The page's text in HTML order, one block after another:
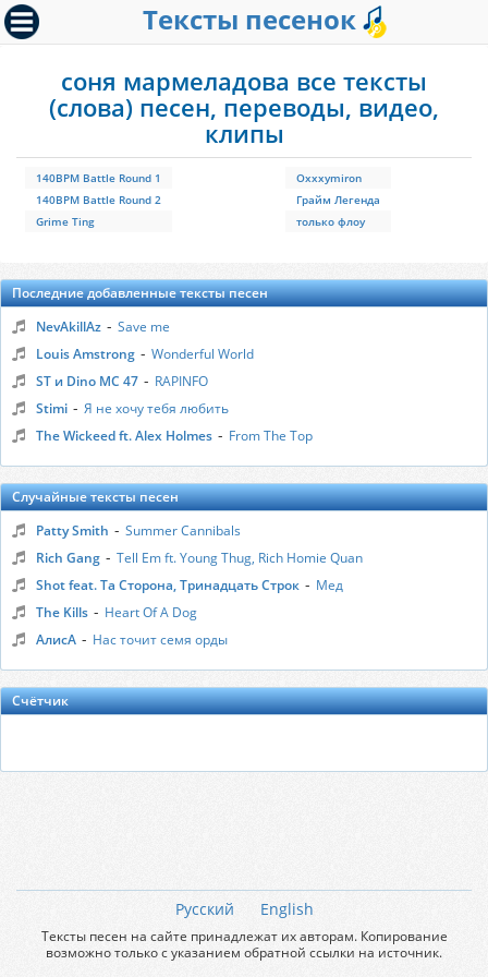
Тексты песенок
соня мармеладова все тексты
(слова) песен, переводы, видео,
клипы
140BPM Battle Round 1
140BPM Battle Round 2
Grime Ting
Oxхxymiron
Грайм Легенда
только флоу
Последние добавленные тексты песен
NevAkillAz - Save me
Louis Amstrong - Wonderful World
ST и Dino MC 47 - RAPINFO
Stimi - Я не хочу тебя любить
The Wickeed ft. Alex Holmes - From The Top
Случайные тексты песен
Patty Smith - Summer Cannibals
Rich Gang - Tell Em ft. Young Thug, Rich Homie Quan
Shot feat. Та Сторона, Тринадцать Строк - Мед
The Kills - Heart Of A Dog
АлисА - Нас точит семя орды
Счётчик
Русский English
Тексты песен на сайте принадлежат их авторам. Копирование
возможно только с указанием обратной ссылки на источник.